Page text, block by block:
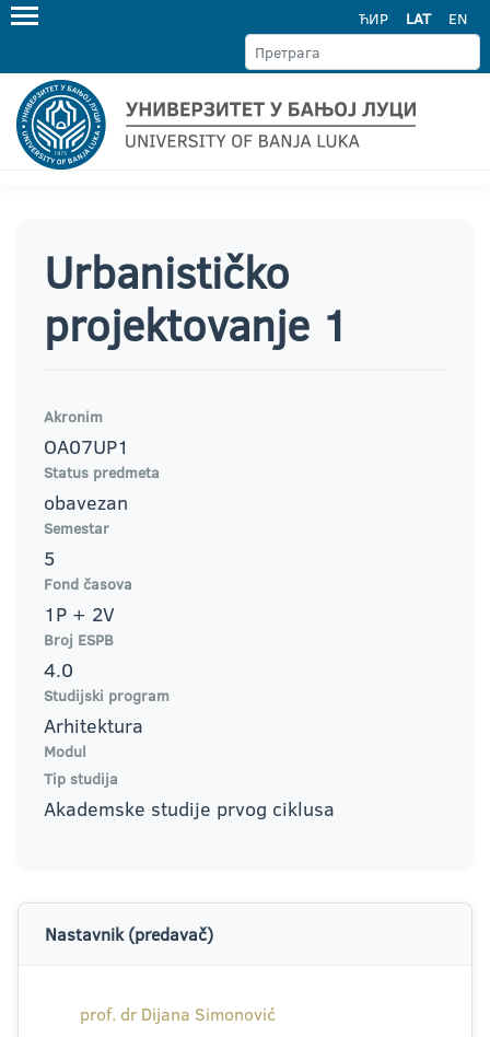
ЋИР LAT EN
Urbanističko
projektovanje 1
Akronim
OA07UP1
Status predmeta
obavezan
Semestar
5
Fond časova
1P + 2V
Broj ESPB
4.0
Studijski program
Arhitektura
Modul
Tip studija
Akademske studije prvog ciklusa
Nastavnik (predavač)
prof. dr Dijana Simonović